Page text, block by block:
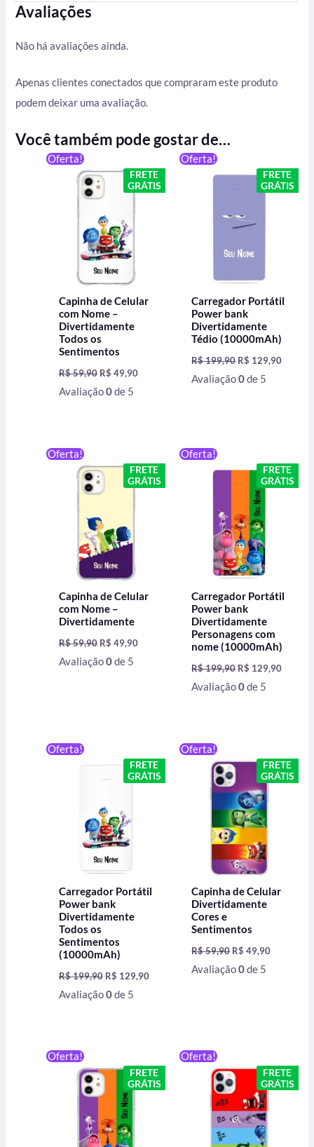
Avaliações
Não há avaliações ainda.
Apenas clientes conectados que compraram este produto
podem deixar uma avaliação.
Você também pode gostar de…
Oferta!
FRETE
GRÁTIS
Capinha de Celular
com Nome –
Divertidamente
Todos os
Sentimentos
R$59,90
original
era:
R$ 59,90.
R$ 49,90
preço
atual
é:
Avaliação0de 5
Oferta!
FRETE
GRÁTIS
Carregador Portátil
Power bank
Divertidamente
Tédio (10000mAh)
R$199,90
preço
original
era:
R$ 129,90
preço
atual
é:
Avaliação0de 5
Oferta!
FRETE
GRÁTIS
Capinha de Celular
com Nome –
Divertidamente
R$59,90
original
era:
R$ 59,90.
R$ 49,90
preço
atual
é:
Avaliação0de 5
Oferta!
FRETE
GRÁTIS
Carregador Portátil
Power bank
Divertidamente
Personagens com
nome (10000mAh)
R$199,90
preço
original
era:
R$ 199,90.
R$ 129,90
preço
atual
é:
Avaliação0de 5
Oferta!
FRETE
GRÁTIS
Carregador Portátil
Power bank
Divertidamente
Todos os
Sentimentos
(10000mAh)
R$199,90
preço
original
era:
R$ 129,90
preço
atual
é:
Avaliação0de 5
Oferta!
FRETE
GRÁTIS
Capinha de Celular
Divertidamente
Cores e
Sentimentos
R$59,90
original
era:
R$ 59,90.
R$ 49,90
preço
atual
é:
Avaliação0de 5
Oferta!
FRETE
GRÁTIS
original
era:
R$ 59,90.
preço
atual
é:
Oferta!
FRETE
GRÁTIS
original
era:
R$ 59,90.
preço
atual
é: